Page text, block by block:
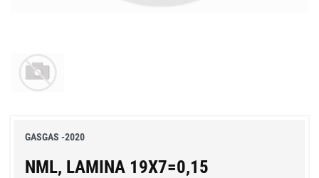
GASGAS -2020
NML, LAMINA 19X7=0,15